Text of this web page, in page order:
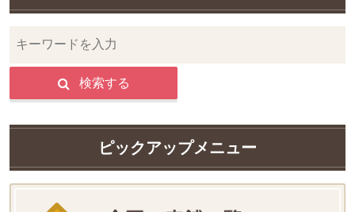
検索する
ピックアップメニュー